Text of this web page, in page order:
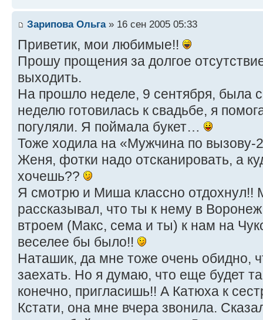
Зарипова Ольга» 16 сен 2005 05:33
Приветик, мои любимые!!
Прошу прощения за долгое
выходить.
На прошло неделе, 9 сентября, была
неделю готовилась к свадьбе, я
погуляли. Я поймала букет…
Тоже ходила на «Мужчина по
Женя, фотки надо отсканировать, а
хочешь??
Я смотрю и Миша классно отдохнул!!
рассказывал, что ты к нему в
втроем (Макс, сема и ты) к нам на
веселее бы было!!
Наташик, да мне тоже очень обидно,
заехать. Но я думаю, что еще будет
конечно, пригласишь!! А Катюха к
Кстати, она мне вчера звонила.